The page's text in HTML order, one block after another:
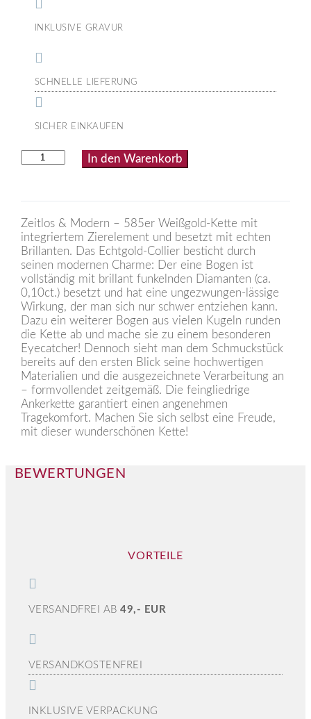
INKLUSIVE GRAVUR
SCHNELLE LIEFERUNG
SICHER EINKAUFEN
Weißgold-
Kette
und
besetzt
mit
Diamanten
Menge
In den Warenkorb
Zeitlos & Modern – 585er Weißgold-Kette mit
integriertem Zierelement und besetzt mit echten
Brillanten. Das Echtgold-Collier besticht durch
seinen modernen Charme: Der eine Bogen ist
vollständig mit brillant funkelnden Diamanten (ca.
0,10ct.) besetzt und hat eine ungezwungen-lässige
Wirkung, der man sich nur schwer entziehen kann.
Dazu ein weiterer Bogen aus vielen Kugeln runden
die Kette ab und mache sie zu einem besonderen
Eyecatcher! Dennoch sieht man dem Schmuckstück
bereits auf den ersten Blick seine hochwertigen
Materialien und die ausgezeichnete Verarbeitung an
– formvollendet zeitgemäß. Die feingliedrige
Ankerkette garantiert einen angenehmen
Tragekomfort. Machen Sie sich selbst eine Freude,
mit dieser wunderschönen Kette!
BEWERTUNGEN
VORTEILE
VERSANDFREI AB49,- EUR
VERSANDKOSTENFREI
INKLUSIVE VERPACKUNG